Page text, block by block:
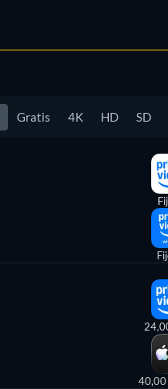
Gratis 4K HD SD
40,00